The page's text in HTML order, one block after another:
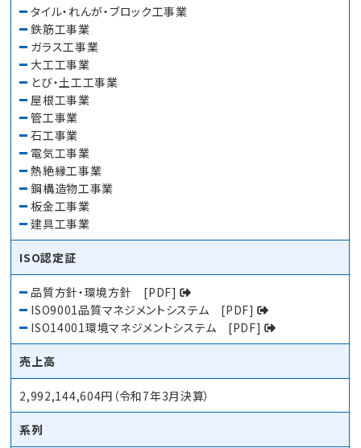
タイル・れんが・ブロック工事業
鉄筋工事業
ガラス工事業
大工工事業
とび・土工工事業
屋根工事業
管工事業
石工事業
電気工事業
熱絶縁工事業
鋼構造物工事業
板金工事業
建具工事業
ISO認定証
品質方針・環境方針 [PDF]
ISO9001品質マネジメントシステム [PDF]
ISO14001環境マネジメントシステム [PDF]
売上高
2,992,144,604円（令和7年3月決算）
系列